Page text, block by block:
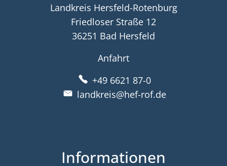
Landkreis Hersfeld-Rotenburg
Friedloser Straße 12
36251 Bad Hersfeld
Anfahrt
+49 6621 87-0
landkreis@hef-rof.de
Informationen